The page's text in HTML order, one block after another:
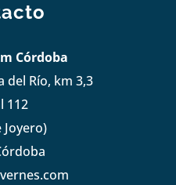
Córdoba
del Río, km 3,3
112
Joyero)